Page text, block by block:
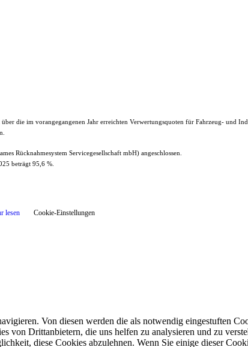
die im vorangegangenen Jahr erreichten Verwertungsquoten für Fahrzeug- und
Rücknahmesystem Servicegesellschaft mbH) angeschlossen.
beträgt 95,6 %.
lesen Cookie-Einstellungen
Von diesen werden die als notwendig eingestuften
Drittanbietern, die uns helfen zu analysieren und zu
diese Cookies abzulehnen. Wenn Sie einige dieser